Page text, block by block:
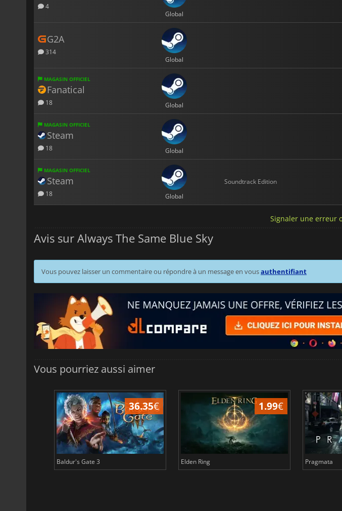
4
Global
G2A
314
Global
MAGASIN OFFICIEL
Fanatical
18 Global
MAGASIN OFFICIEL
Steam
18 Global
MAGASIN OFFICIEL
Steam
18 Global
Soundtrack Edition
Signaler une erreur
Avis sur Always The Same Blue Sky
Vous pouvez laisser un commentaire ou répondre à un message en vousauthentifiant
Vous pourriez aussi aimer
36.35€
Baldur's Gate 3
1.99€
Elden Ring Pragmata